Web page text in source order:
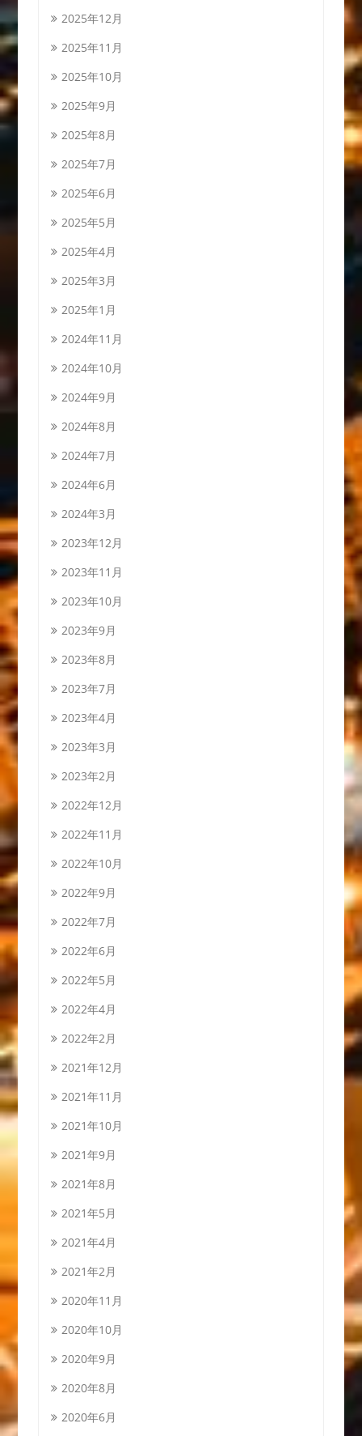
2025年12月
2025年11月
2025年10月
2025年9月
2025年8月
2025年7月
2025年6月
2025年5月
2025年4月
2025年3月
2025年1月
2024年11月
2024年10月
2024年9月
2024年8月
2024年7月
2024年6月
2024年3月
2023年12月
2023年11月
2023年10月
2023年9月
2023年8月
2023年7月
2023年4月
2023年3月
2023年2月
2022年12月
2022年11月
2022年10月
2022年9月
2022年7月
2022年6月
2022年5月
2022年4月
2022年2月
2021年12月
2021年11月
2021年10月
2021年9月
2021年8月
2021年5月
2021年4月
2021年2月
2020年11月
2020年10月
2020年9月
2020年8月
2020年6月